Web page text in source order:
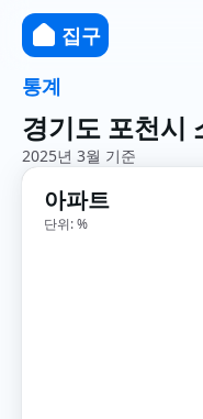
집구
통계
경기도 포천시
2025년 3월 기준
아파트
단위: %